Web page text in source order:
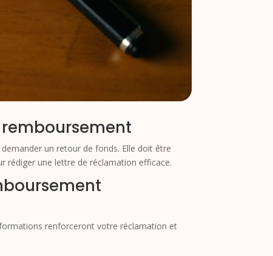
un retour de fonds. Elle doit être
rédiger une lettre de réclamation efficace.
renforceront votre réclamation et